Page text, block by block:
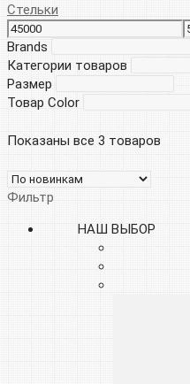
Стельки
Brands
Категории товаров
Размер
Товар Color
Показаны все 3 товаров
Фильтр
НАШ ВЫБОР